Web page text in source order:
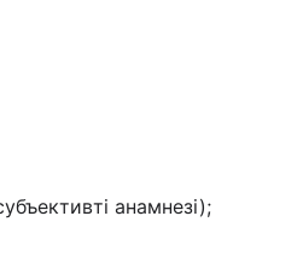
анамнезі);